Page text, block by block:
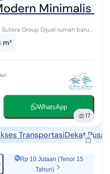
Minimalis
bangunan 56 m2 2 kamar
m²
WhatsApp
17
TransportasiDekat
Rp 10 Jutaan (Tenor 15
Tahun)